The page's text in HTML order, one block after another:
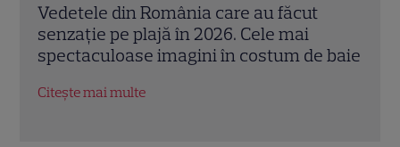
Mihaela Rădulescu împlinește 57 de ani.
Povestea uneia dintre cele mai iubite
vedete TV și marea iubire alături de Felix